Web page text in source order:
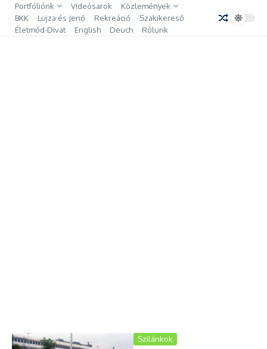
Ugrás a tartalomhoz
Portfóliónk Videósarok
Közlemények
BKK
Lujza és Jenő Rekreáció
Szakikereső
Életmód-Divat
English Deuch Rólunk
Szilánkok